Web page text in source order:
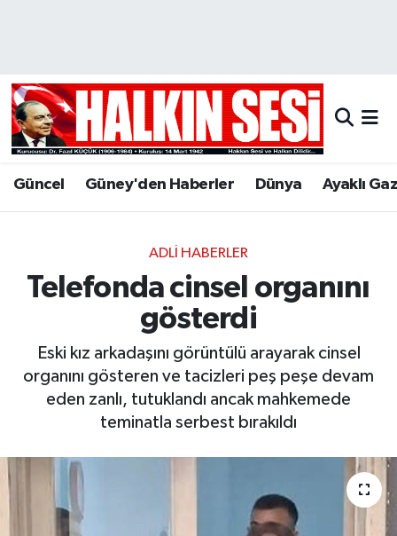
Güncel Güney'den Haberler Dünya Ayaklı
ADLI HABERLER
Telefonda cinsel organını
gösterdi
Eski kız arkadaşını görüntülü arayarak cinsel
organını gösteren ve tacizleri peş peşe devam
eden zanlı, tutuklandı ancak mahkemede
teminatla serbest bırakıldı
Hava Durumu
Trafik Durumu
Tüm Manşetler
Son Dakika Haberleri